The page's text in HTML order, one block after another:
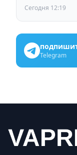
Сегодня 12:19
Telegram